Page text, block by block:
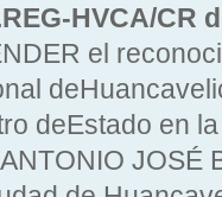
HVCA/CR
el
deEstado en
JOSÉ